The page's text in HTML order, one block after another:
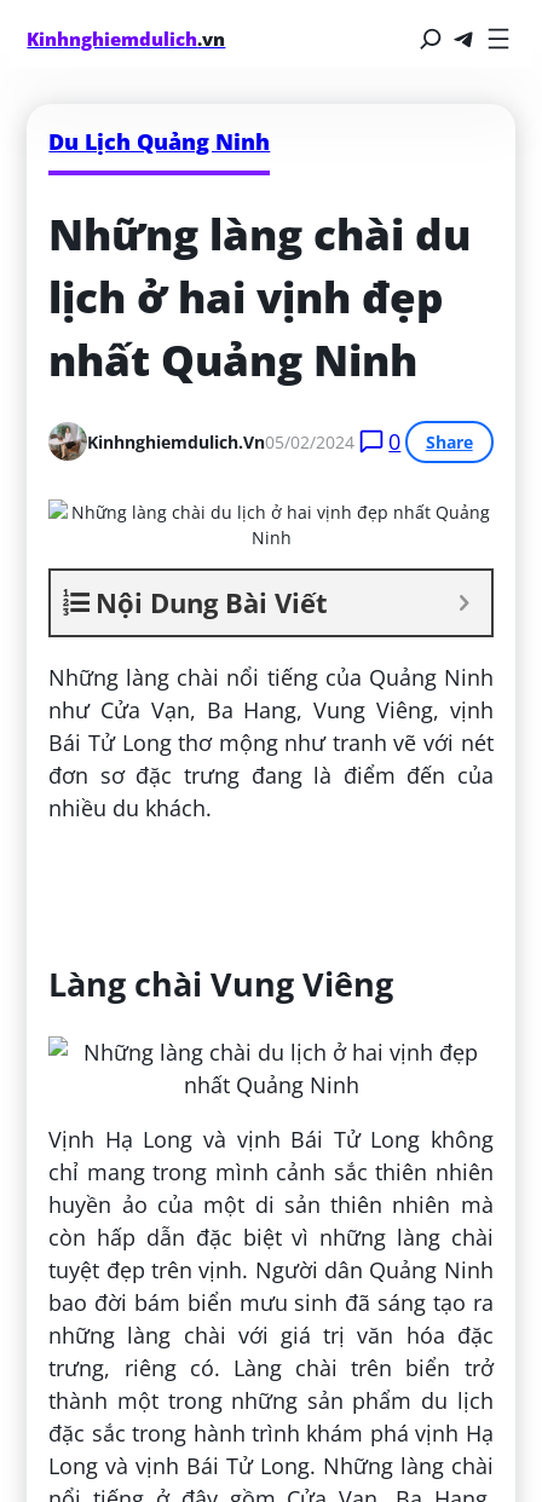
Kinhnghiemdulich.vn
Du Lịch Quảng Ninh
Những làng chài du
lịch ở hai vịnh đẹp
nhất Quảng Ninh
Kinhnghiemdulich.vn05/02/2024 0 Share
Nội Dung Bài Viết
Những làng chài nổi tiếng của Quảng Ninh
như Cửa Vạn, Ba Hang, Vung Viêng, vịnh
Bái Tử Long thơ mộng như tranh vẽ với nét
đơn sơ đặc trưng đang là điểm đến của
nhiều du khách.
Làng chài Vung Viêng
Vịnh Hạ Long và vịnh Bái Tử Long không
chỉ mang trong mình cảnh sắc thiên nhiên
huyền ảo của một di sản thiên nhiên mà
còn hấp dẫn đặc biệt vì những làng chài
tuyệt đẹp trên vịnh. Người dân Quảng Ninh
bao đời bám biển mưu sinh đã sáng tạo ra
những làng chài với giá trị văn hóa đặc
trưng, riêng có. Làng chài trên biển trở
thành một trong những sản phẩm du lịch
đặc sắc trong hành trình khám phá vịnh Hạ
Long và vịnh Bái Tử Long. Những làng chài